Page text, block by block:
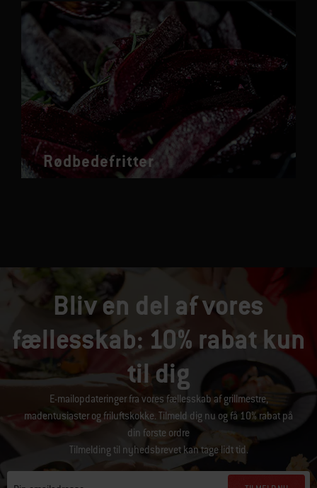
Rødbedefritter
Bliv en del af vores
fællesskab: 10% rabat kun
til dig
E-mailopdateringer fra vores fællesskab af grillmestre,
madentusiaster og friluftskokke. Tilmeld dig nu og få 10% rabat på
din første ordre
Tilmelding til nyhedsbrevet kan tage lidt tid.